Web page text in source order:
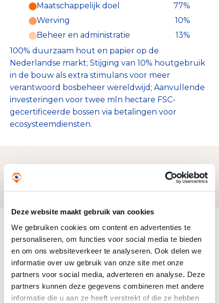
Deze website maakt gebruik van cookies
We gebruiken cookies om content en advertenties te
personaliseren, om functies voor social media te bieden
en om ons websiteverkeer te analyseren. Ook delen we
informatie over uw gebruik van onze site met onze
partners voor social media, adverteren en analyse. Deze
partners kunnen deze gegevens combineren met andere
informatie die u aan ze heeft verstrekt of die ze hebben
Maatschappelijk doel
77%
Werving
10%
Beheer en administratie
13%
100% duurzaam hout en papier op de
Nederlandse markt; Stijging van 10% houtgebruik
in de bouw als extra stimulans voor meer
verantwoord bosbeheer wereldwijd; Aanvullende
investeringen voor twee mln hectare FSC-
gecertificeerde bossen via betalingen voor
ecosysteemdiensten.
Zo bereiken we ons doel
Doelbesteding (2024)
€ 994.507